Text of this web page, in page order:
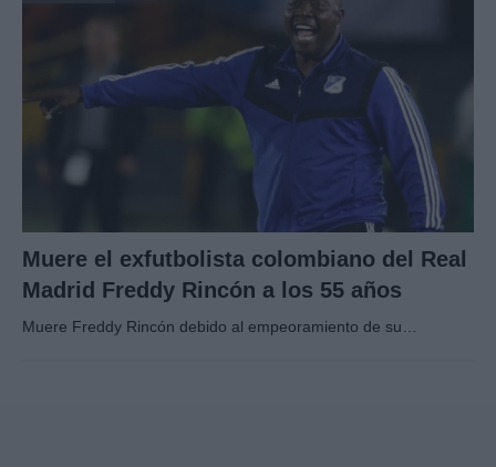
Muere el exfutbolista colombiano del Real
Madrid Freddy Rincón a los 55 años
Muere Freddy Rincón debido al empeoramiento de su…